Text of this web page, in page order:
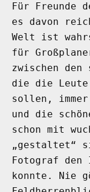
Für Freunde
es davon
Welt ist
für
zwischen den
die die Leute
sollen,
und die
schon mit
„gestaltet“
Fotograf den
konnte. Nie